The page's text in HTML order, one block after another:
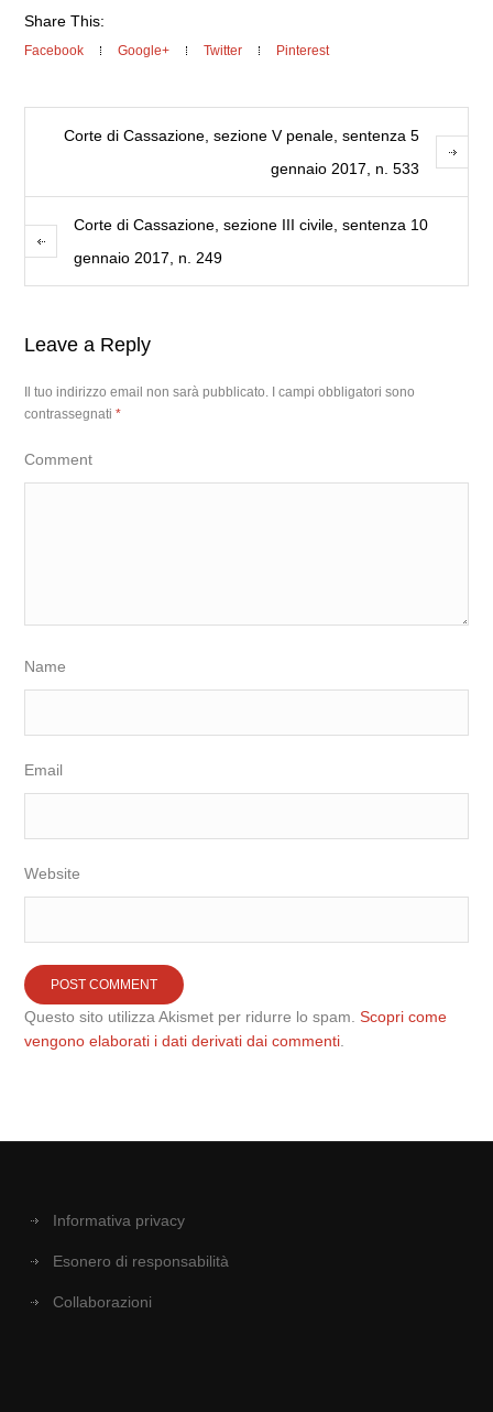
Share This:
Facebook Google+ Twitter Pinterest
Corte di Cassazione, sezione V penale, sentenza 5
gennaio 2017, n. 533
Corte di Cassazione, sezione III civile, sentenza 10
gennaio 2017, n. 249
Leave a Reply
Il tuo indirizzo email non sarà pubblicato.
I campi obbligatori sono
contrassegnati*
Comment
Name
Email
Website
Questo sito utilizza Akismet per ridurre lo spam.Scopri come
vengono elaborati i dati derivati dai commenti
Informativa privacy
Esonero di responsabilità
Collaborazioni